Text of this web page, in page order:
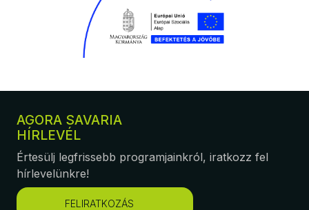
AGORA SAVARIA
HÍRLEVÉL
Értesülj legfrissebb programjainkról, iratkozz fel
hírlevelünkre!
FELIRATKOZÁS